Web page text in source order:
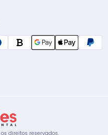
os direitos reservados.